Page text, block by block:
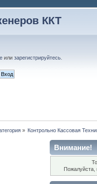
ККТ
или зарегистрируйтесь.
» Контрольно Кассовая
Внимание!